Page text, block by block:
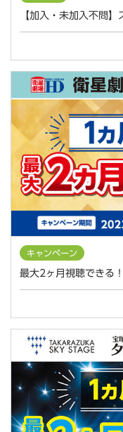
【加入・未加入不問
キャンペーン
最大2ヶ月視聴できる